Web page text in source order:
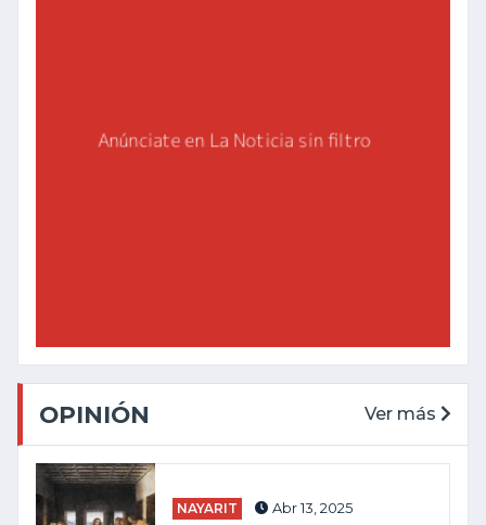
OPINIÓN Ver más
NAYARIT Abr 13, 2025